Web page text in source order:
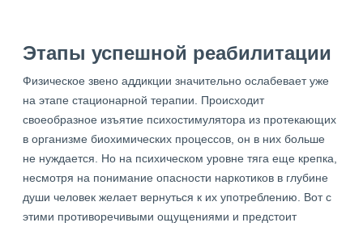
Этапы успешной реабилитации
Физическое звено аддикции значительно ослабевает уже
на этапе стационарной терапии. Происходит
своеобразное изъятие психостимулятора из протекающих
в организме биохимических процессов, он в них больше
не нуждается. Но на психическом уровне тяга еще крепка,
несмотря на понимание опасности наркотиков в глубине
души человек желает вернуться к их употреблению. Вот с
этими противоречивыми ощущениями и предстоит